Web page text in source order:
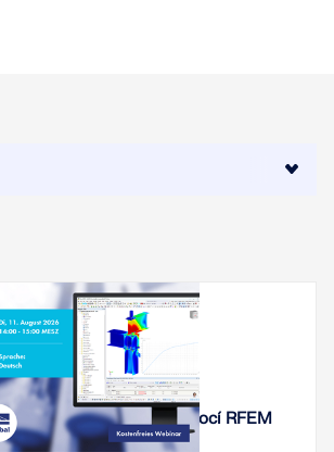
ocelových spojení pomocí RFEM